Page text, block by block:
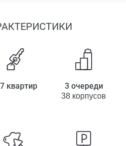
квартир 3 очереди
38 корпусов